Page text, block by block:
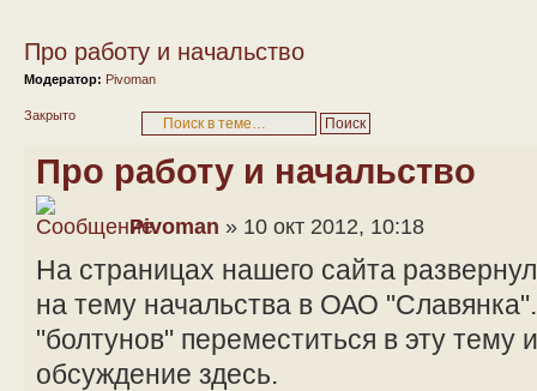
Про работу и начальство
Модератор: Pivoman
Закрыто
Про работу и начальство
Pivoman » 10 окт 2012, 10:18
На страницах нашего сайта
на тему начальства в ОАО
"болтунов" переместиться в эту тему
обсуждение здесь.